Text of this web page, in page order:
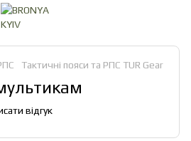
Тактичні пояси та РПС TUR Gear
відгук